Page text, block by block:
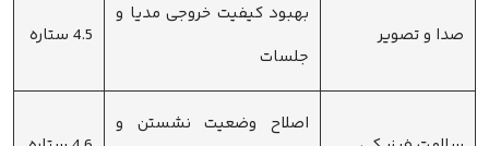
صدا و تصویر
بهبود کیفیت خروجی مدیا و
جلسات
4.5 ستاره
اصلاح وضعیت نشستن و